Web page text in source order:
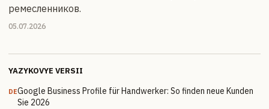
ремесленников.
05.07.2026
YAZYKOVYE VERSII
DEGoogle Business Profile für Handwerker: So finden neue Kunden
Sie 2026